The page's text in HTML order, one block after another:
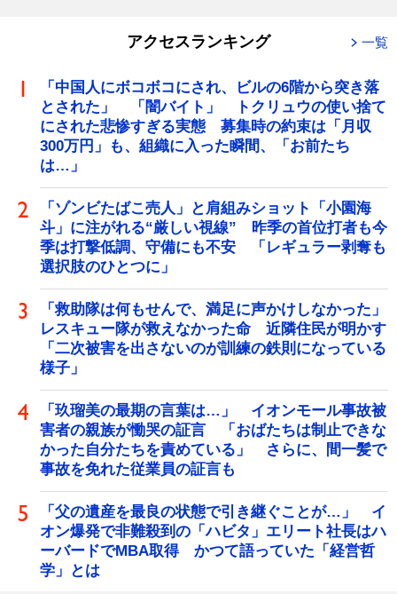
アクセスランキング 一覧
「中国人にボコボコにされ、ビルの6階から突き落
とされた」 「闇バイト」 トクリュウの使い捨て
にされた悲惨すぎる実態 募集時の約束は「月収
300万円」も、組織に入った瞬間、「お前たち
は…」
「ゾンビたばこ売人」と肩組みショット「小園海
斗」に注がれる“厳しい視線” 昨季の首位打者も今
季は打撃低調、守備にも不安 「レギュラー剥奪も
選択肢のひとつに」
「救助隊は何もせんで、満足に声かけしなかった」
レスキュー隊が救えなかった命 近隣住民が明かす
「二次被害を出さないのが訓練の鉄則になっている
様子」
「玖瑠美の最期の言葉は…」 イオンモール事故被
害者の親族が慟哭の証言 「おばたちは制止できな
かった自分たちを責めている」 さらに、間一髪で
事故を免れた従業員の証言も
「父の遺産を最良の状態で引き継ぐことが…」 イ
オン爆発で非難殺到の「ハビタ」エリート社長はハ
ーバードでMBA取得 かつて語っていた「経営哲
学」とは